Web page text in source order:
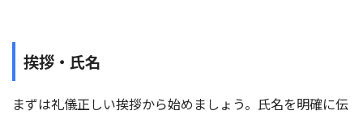
挨拶・氏名
まずは礼儀正しい挨拶から始めましょう。氏名を明確に伝